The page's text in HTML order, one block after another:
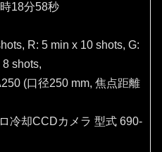
18分58秒
R: 5 min x 10 shots, G:
shots,
(口径250 mm, 焦点距離
冷却CCDカメラ 型式 690-